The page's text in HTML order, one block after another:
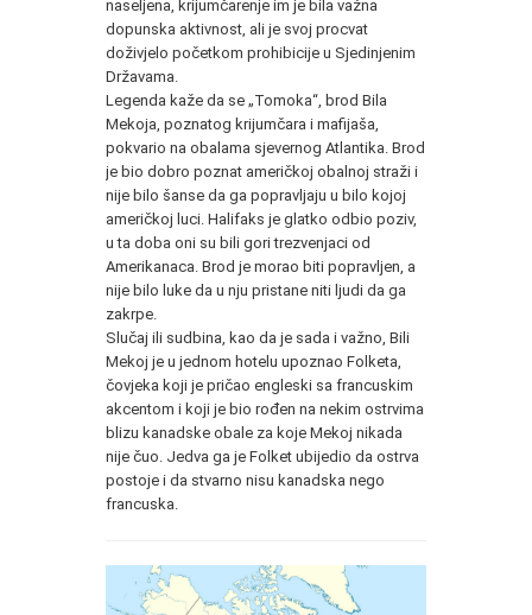
naseljena, krijumčarenje im je bila važna
dopunska aktivnost, ali je svoj procvat
doživjelo početkom prohibicije u Sjedinjenim
Državama.
Legenda kaže da se „Tomoka“, brod Bila
Mekoja, poznatog krijumčara i mafijaša,
pokvario na obalama sjevernog Atlantika. Brod
je bio dobro poznat američkoj obalnoj straži i
nije bilo šanse da ga popravljaju u bilo kojoj
američkoj luci. Halifaks je glatko odbio poziv,
u ta doba oni su bili gori trezvenjaci od
Amerikanaca. Brod je morao biti popravljen, a
nije bilo luke da u nju pristane niti ljudi da ga
zakrpe.
Slučaj ili sudbina, kao da je sada i važno, Bili
Mekoj je u jednom hotelu upoznao Folketa,
čovjeka koji je pričao engleski sa francuskim
akcentom i koji je bio rođen na nekim ostrvima
blizu kanadske obale za koje Mekoj nikada
nije čuo. Jedva ga je Folket ubijedio da ostrva
postoje i da stvarno nisu kanadska nego
francuska.